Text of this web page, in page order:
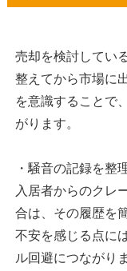
売却を検討してい
整えてから市場に
を意識することで
がります。
・騒音の記録を整
入居者からのクレ
合は、その履歴を
不安を感じる点に
ル回避につながり